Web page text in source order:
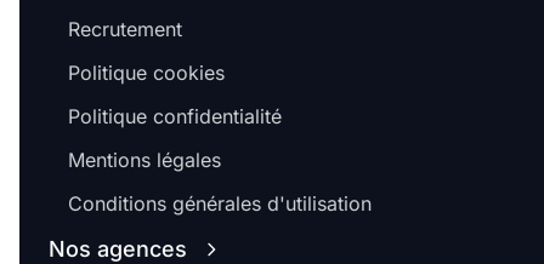
Recrutement
Politique cookies
Politique confidentialité
Mentions légales
Conditions générales d'utilisation
Nos agences